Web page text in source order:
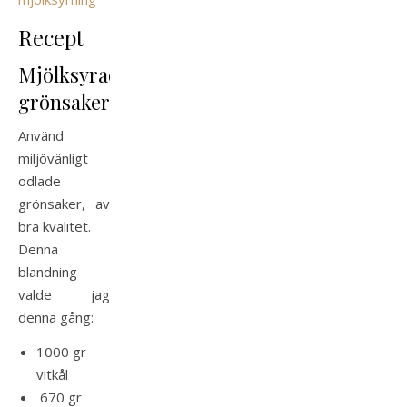
Recept
Mjölksyrade
grönsaker
Använd
miljövänligt
odlade
grönsaker, av
bra kvalitet.
Denna
blandning
valde jag
denna gång:
1000 gr
vitkål
670 gr